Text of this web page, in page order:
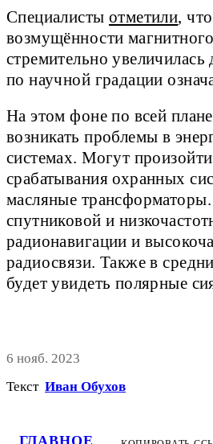
ГЛАВНОЕ
Специалисты отметили,
возмущённости
стремительно
по научной градации
На этом фоне по всей
возникать проблемы в
системах. Могут
срабатывания охранных
масляные
спутниковой и
радионавигации и
радиосвязи. Также в
будет увидеть полярные
6 нояб. 2023
Текст Иван Обухов